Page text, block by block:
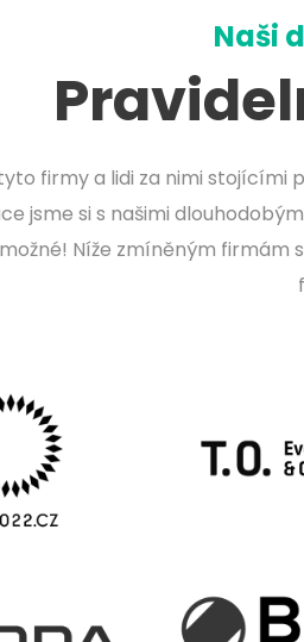
Naši
firmy a lidi za nimi stojícími
jsme si s našimi
Níže zmíněným